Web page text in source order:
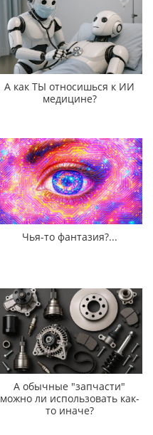
А как ТЫ относишься к ИИ
медицине?
Чья-то фантазия?...
А обычные "запчасти"
можно ли использовать как-
то иначе?